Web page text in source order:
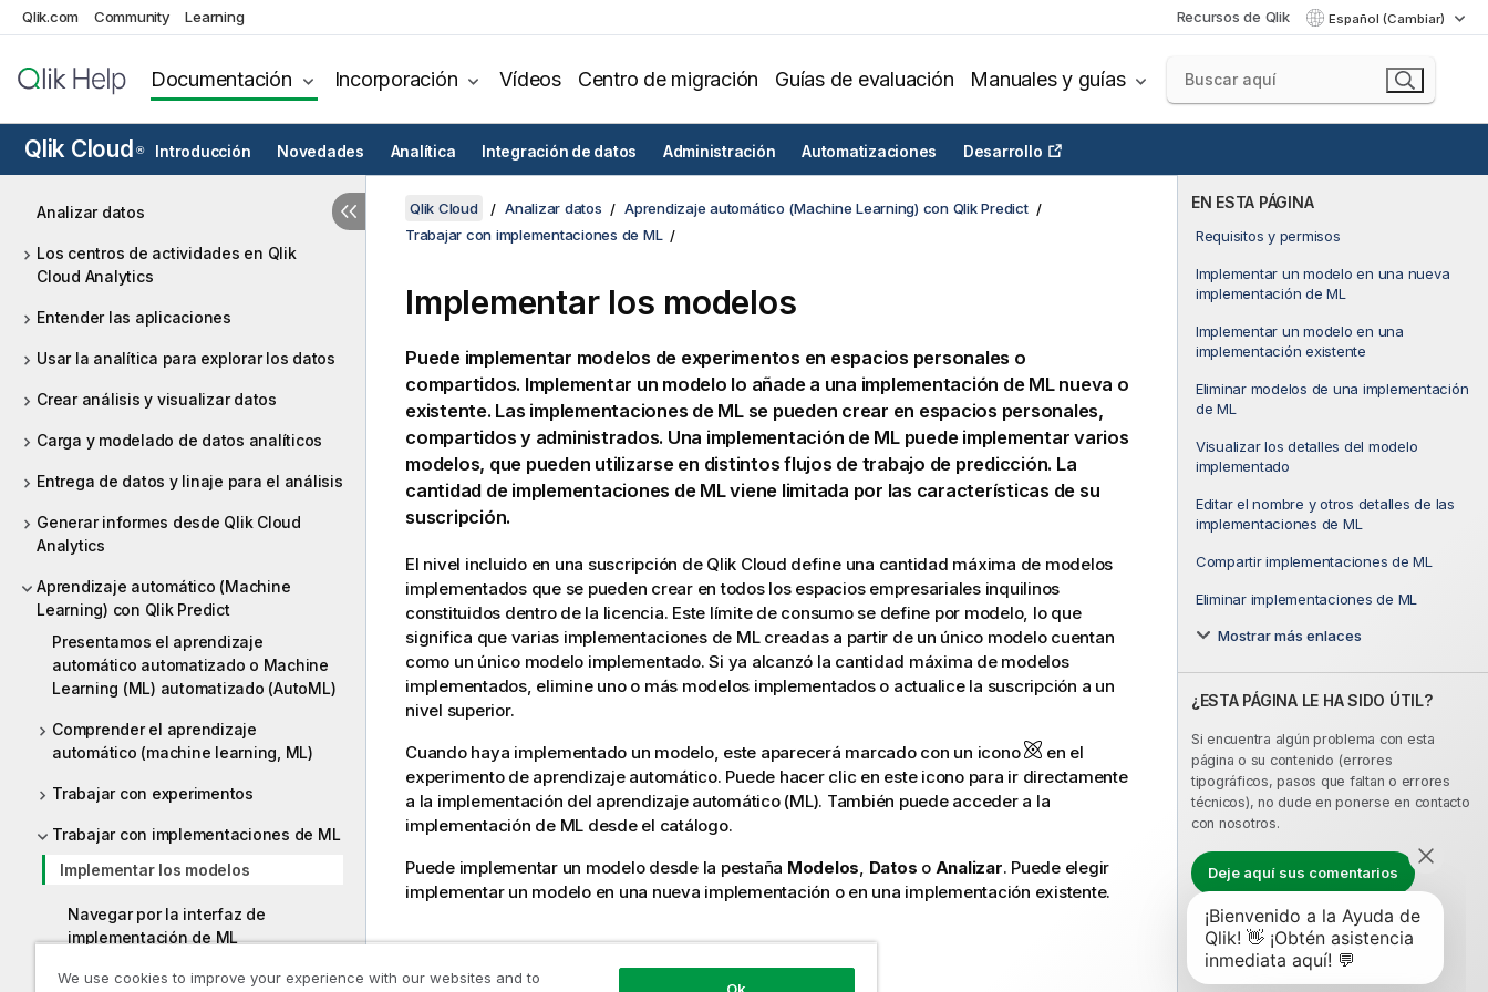
Qlik.com Community Learning Recursos de Qlik Español (Cambiar)
Documentación Incorporación Vídeos Centro de migración Guías de evaluación Manuales y guías
Qlik Cloud ® Introducción Novedades Analítica Integración de datos Administración Automatizaciones Desarrollo
Analizar datos
Los centros de actividades en Qlik
Cloud Analytics
Entender las aplicaciones
Usar la analítica para explorar los datos
Crear análisis y visualizar datos
Carga y modelado de datos analíticos
Entrega de datos y linaje para el análisis
Generar informes desde Qlik Cloud
Analytics
Aprendizaje automático (Machine
Learning) con Qlik Predict
Presentamos el aprendizaje
automático automatizado o Machine
Learning (ML) automatizado (AutoML)
Comprender el aprendizaje
automático (machine learning, ML)
Trabajar con experimentos
Trabajar con implementaciones de ML
Implementar los modelos
Navegar por la interfaz de
implementación de ML
Aprobar los modelos implementados
EN ESTA PÁGINA
Requisitos y permisos
Implementar un modelo en una nueva
implementación de ML
Implementar un modelo en una
implementación existente
Eliminar modelos de una implementación
de ML
Visualizar los detalles del modelo
implementado
Editar el nombre y otros detalles de las
implementaciones de ML
Compartir implementaciones de ML
Eliminar implementaciones de ML
Mostrar más enlaces
¿ESTA PÁGINA LE HA SIDO ÚTIL?
Si encuentra algún problema con esta
página o su contenido (errores
tipográficos, pasos que faltan o errores
técnicos), no dude en ponerse en contacto
con nosotros.
Deje aquí sus comentarios
Qlik Cloud Analizar datos
Aprendizaje automático (Machine Learning) con Qlik Predict
Trabajar con implementaciones de ML
Implementar los modelos
Puede implementar modelos de experimentos en espacios personales o
compartidos. Implementar un modelo lo añade a una implementación de ML nueva o
existente. Las implementaciones de ML se pueden crear en espacios personales,
compartidos y administrados. Una implementación de ML puede implementar varios
modelos, que pueden utilizarse en distintos flujos de trabajo de predicción. La
cantidad de implementaciones de ML viene limitada por las características de su
suscripción.
El nivel incluido en una suscripción de Qlik Cloud define una cantidad máxima de modelos
implementados que se pueden crear en todos los espacios empresariales inquilinos
constituidos dentro de la licencia. Este límite de consumo se define por modelo, lo que
significa que varias implementaciones de ML creadas a partir de un único modelo cuentan
como un único modelo implementado. Si ya alcanzó la cantidad máxima de modelos
implementados, elimine uno o más modelos implementados o actualice la suscripción a un
nivel superior.
Cuando haya implementado un modelo, este aparecerá marcado con un icono
en el
experimento de aprendizaje automático. Puede hacer clic en este icono para ir directamente
a la implementación del aprendizaje automático (ML). También puede acceder a la
implementación de ML desde el catálogo.
Puede implementar un modelo desde la pestaña Modelos, Datos o Analizar. Puede elegir
implementar un modelo en una nueva implementación o en una implementación existente.
Requisitos y permisos
We use cookies to improve your experience with our websites and to